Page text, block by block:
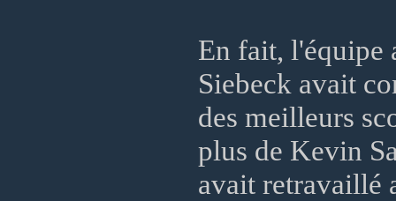
En fait, l'équipe
Siebeck avait
des meilleurs
plus de Kevin
avait retravaillé